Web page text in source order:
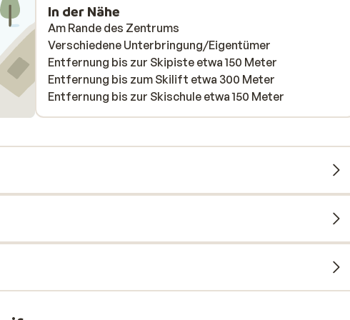
In der Nähe
Am Rande des Zentrums
Verschiedene Unterbringung/Eigentümer
Entfernung bis zur Skipiste etwa 150 Meter
Entfernung bis zum Skilift etwa 300 Meter
Entfernung bis zur Skischule etwa 150 Meter